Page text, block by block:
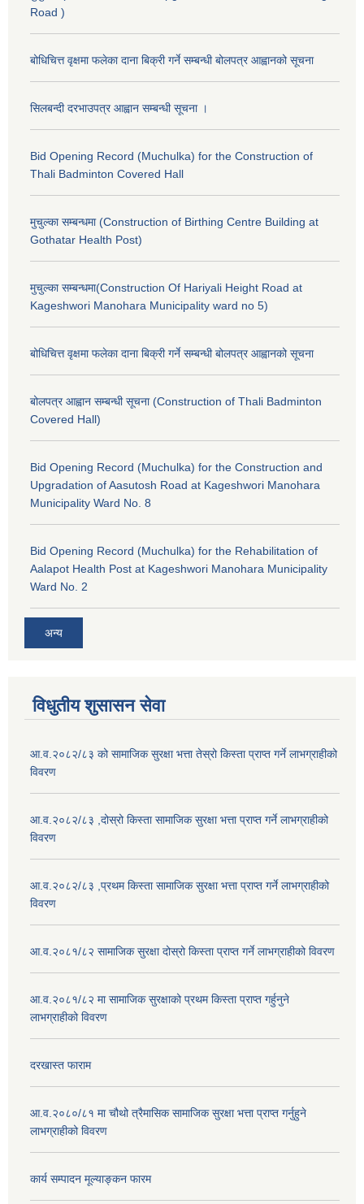
Road )
बोधिचित्त वृक्षमा फलेका दाना बिक्री गर्ने सम्बन्धी बोलपत्र आह्वानको सूचना
सिलबन्दी दरभाउपत्र आह्वान सम्बन्धी सूचना ।
Bid Opening Record (Muchulka) for the Construction of
Thali Badminton Covered Hall
मुचुल्का सम्बन्धमा (Construction of Birthing Centre Building at
Gothatar Health Post)
मुचुल्का सम्बन्धमा(Construction Of Hariyali Height Road at
Kageshwori Manohara Municipality ward no 5)
बोधिचित्त वृक्षमा फलेका दाना बिक्री गर्ने सम्बन्धी बोलपत्र आह्वानको सूचना
बोलपत्र आह्वान सम्बन्धी सूचना (Construction of Thali Badminton
Covered Hall)
Bid Opening Record (Muchulka) for the Construction and
Upgradation of Aasutosh Road at Kageshwori Manohara
Municipality Ward No. 8
Bid Opening Record (Muchulka) for the Rehabilitation of
Aalapot Health Post at Kageshwori Manohara Municipality
Ward No. 2
अन्य
विधुतीय शुसासन सेवा
आ.व.२०८२/८३ को सामाजिक सुरक्षा भत्ता तेस्रो किस्ता प्राप्त गर्ने लाभग्राहीको
विवरण
आ.व.२०८२/८३ ,दोस्रो किस्ता सामाजिक सुरक्षा भत्ता प्राप्त गर्ने लाभग्राहीको
विवरण
आ.व.२०८२/८३ ,प्रथम किस्ता सामाजिक सुरक्षा भत्ता प्राप्त गर्ने लाभग्राहीको
विवरण
आ.व.२०८१/८२ सामाजिक सुरक्षा दोस्रो किस्ता प्राप्त गर्ने लाभग्राहीको विवरण
आ.व.२०८१/८२ मा सामाजिक सुरक्षाको प्रथम किस्ता प्राप्त गर्हुनुने
लाभग्राहीको विवरण
दरखास्त फाराम
आ.व.२०८०/८१ मा चौथो त्रैमासिक सामाजिक सुरक्षा भत्ता प्राप्त गर्नुहुने
लाभग्राहीको विवरण
कार्य सम्पादन मूल्याङ्कन फारम